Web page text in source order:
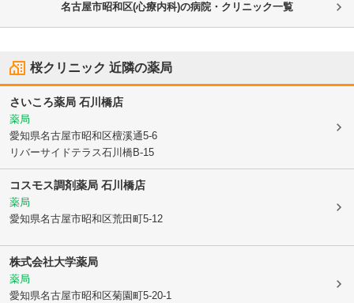
名古屋市昭和区(心療内科)の病院・クリニック一覧
桜クリニック 近隣の薬局
さいころ薬局 石川橋店
薬局
愛知県名古屋市昭和区檀溪通5-6
リバーサイドテラス石川橋B-15
コスモス調剤薬局 石川橋店
薬局
愛知県名古屋市昭和区荒田町5-12
株式会社大学薬局
薬局
愛知県名古屋市昭和区菊園町5-20-1